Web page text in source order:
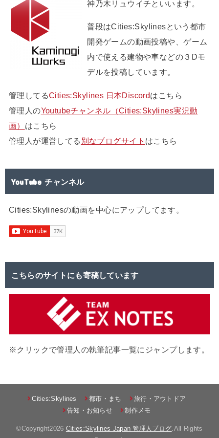
神乃木リュウイチといいます。
普段はCities:Skylinesという都市
開発ゲームの動画投稿や、ゲーム
内で使える建物や車などの３Dモ
デルを投稿しています。
管理してるCities:Skylines 日本Discordはこちら
管理人のYoutubeチャンネル（Cities:Skylines実況動
画） はこちら
管理人が運営してる 別なブログサイト はこちら
YouTube チャンネル
Cities:Skylinesの動画を中心にアップしてます。
こちらのサイトにも寄稿しています
※クリックで管理人の執筆記事一覧にジャンプします。
Cities:Skylines 都市・まち
旅行・アウトドア
告知・お知らせ
制作メモ
©Copyright2026 Cities:Skylines Japan 管理人ブログ .All Rights